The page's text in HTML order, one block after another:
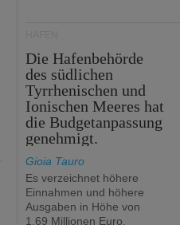
Die Hafenbehörde
des südlichen
Tyrrhenischen und
Ionischen Meeres hat
die Budgetanpassung
genehmigt.
Gioia Tauro
Es verzeichnet höhere
Einnahmen und höhere
Ausgaben in Höhe von
1,69 Millionen Euro.